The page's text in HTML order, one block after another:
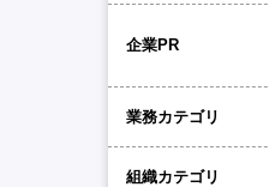
企業PR
業務カテゴリ
組織カテゴリ